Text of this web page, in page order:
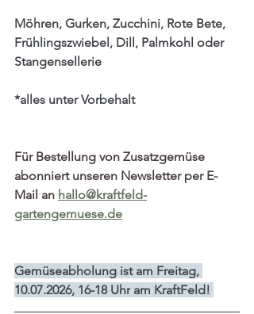
Möhren, Gurken, Zucchini, Rote Bete,
Frühlingszwiebel, Dill, Palmkohl oder
Stangensellerie
*alles unter Vorbehalt
Für Bestellung von Zusatzgemüse
abonniert unseren Newsletter per E-
Mail an hallo@kraftfeld-
gartengemuese.de
Gemüseabholung ist am Freitag,
10.07.2026, 16-18 Uhr am KraftFeld!